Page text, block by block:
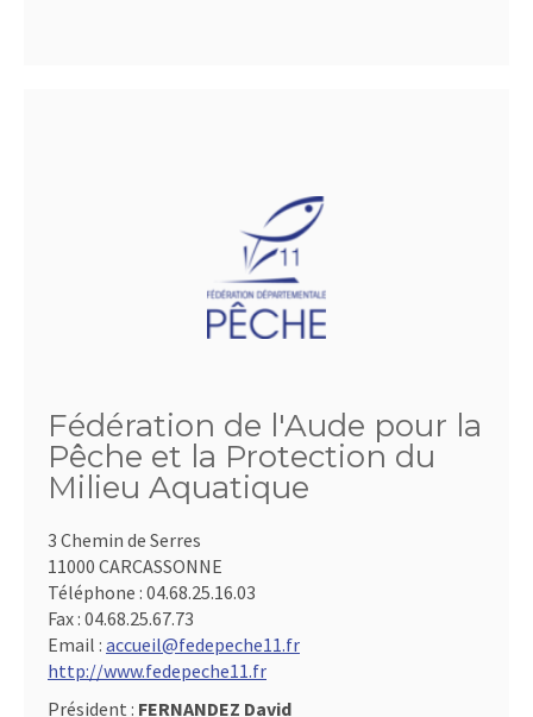
Fédération de l'Aude pour la
Pêche et la Protection du
Milieu Aquatique
3 Chemin de Serres
11000 CARCASSONNE
Téléphone : 04.68.25.16.03
Fax : 04.68.25.67.73
Email : accueil@fedepeche11.fr
http://www.fedepeche11.fr
Président : FERNANDEZ David